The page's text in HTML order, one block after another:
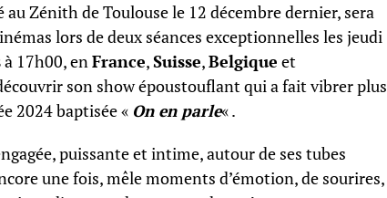
Zénith de Toulouse le 12 décembre dernier, sera
lors de deux séances exceptionnelles les jeudi
à 17h00, enFrance,Suisse,Belgique et
son show époustouflant qui a fait vibrer plus
2024 baptisée « On en parle« .
puissante et intime, autour de ses tubes
une fois, mêle moments d’émotion, de sourires,